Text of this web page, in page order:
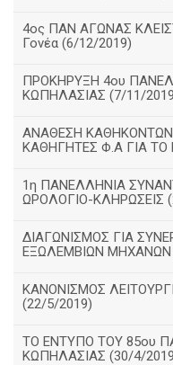
4ος ΠΑΝ ΑΓΩΝΑΣ
Γονέα (6/12/2019)
ΠΡΟΚΗΡΥΞΗ 4ου
ΚΩΠΗΛΑΣΙΑΣ (7/11/
ΑΝΑΘΕΣΗ
ΚΑΘΗΓΗΤΕΣ Φ.Α ΓΙΑ ΤΟ
1η ΠΑΝΕΛΛΗΝΙΑ
ΩΡΟΛΟΓΙΟ-ΚΛΗΡΩΣΕΙΣ
ΔΙΑΓΩΝΙΣΜΟΣ ΓΙΑ
ΕΞΩΛΕΜΒΙΩΝ ΜΗΧΑΝΩΝ
ΚΑΝΟΝΙΣΜΟΣ
(22/5/2019)
ΤΟ ΕΝΤΥΠΟ ΤΟΥ 85ου
ΚΩΠΗΛΑΣΙΑΣ (30/4/